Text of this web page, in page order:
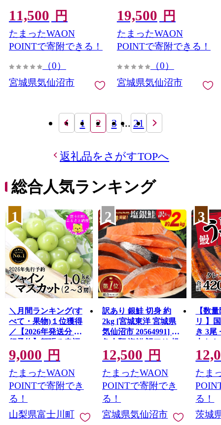
タン スライス 牛たん塩 牛
タン塩 冷凍 焼肉 BBQ タ
ン たん
11,500 円
たまったWAON
POINTで寄附できる！
（0）
宮城県気仙沼市
タン スライス 牛たん塩 牛
タン塩 冷凍 焼肉 BBQ タ
ン たん
19,500 円
たまったWAON
POINTで寄附できる！
（0）
宮城県気仙沼市
1 2 3 ... 21
返礼品をさがすTOPへ
総合人気ランキング
1
＼月間ランキング(す
べて・果物)１位獲得
／【2026年発送分 先
行予約】頬張る幸福
感 〜緑の宝石・ シ
ャインマスカット 〜
１ｋｇ以上（２〜３
房） フルーツ 山梨県
産 果物 くだもの シャ
イン マスカット ぶど
う ブドウ 葡萄 大粒 種
9,000 円
たまったWAON
POINTで寄附でき
る！
山梨県富士川町
2
訳あり 銀鮭 切身 約
2kg [宮城東洋 宮城県
気仙沼市 20564991] 鮭
魚介類 海鮮 訳アリ 規
格外 不揃い さけ サケ
鮭切身 シャケ 切り身
冷凍 家庭用 おかず 弁
当 支援 サーモン 銀鮭
切り身 魚 わけあり
12,500 円
たまったWAON
POINTで寄附でき
る！
宮城県気仙沼市
3
【数
リ 】
き 3尾
大き
レ・
鰻 ふ
な重
茨城
と納
たま
る！
茨城